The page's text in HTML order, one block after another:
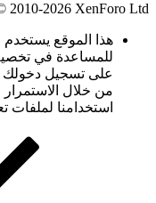
2010-2026 XenForo Ltd.
هذا الموقع يستخدم
للمساعدة في
على تسجيل دخولك
من خلال
استخدامنا لملفات